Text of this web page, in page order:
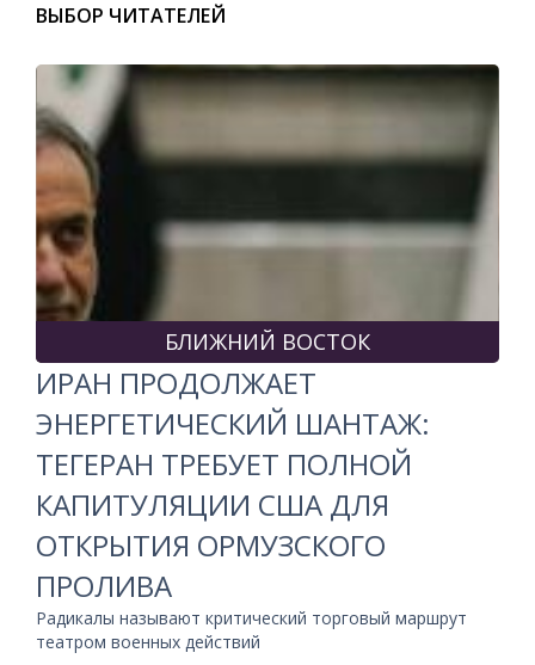
ВЫБОР ЧИТАТЕЛЕЙ
БЛИЖНИЙ ВОСТОК
ИРАН ПРОДОЛЖАЕТ
ЭНЕРГЕТИЧЕСКИЙ ШАНТАЖ:
ТЕГЕРАН ТРЕБУЕТ ПОЛНОЙ
КАПИТУЛЯЦИИ США ДЛЯ
ОТКРЫТИЯ ОРМУЗСКОГО
ПРОЛИВА
Радикалы называют критический торговый маршрут
театром военных действий